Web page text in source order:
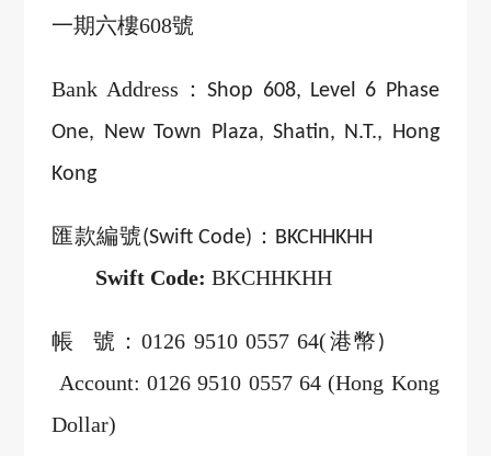
一期六樓608號
Bank Address ：Shop 608, Level 6 Phase
One, New Town Plaza, Shatin, N.T., Hong
Kong
匯款編號(Swift Code) ： BKCHHKHH
Swift Code:BKCHHKHH
帳 號：0126 9510 0557 64(港幣 )
Account: 0126 9510 0557 64 (Hong Kong
Dollar)